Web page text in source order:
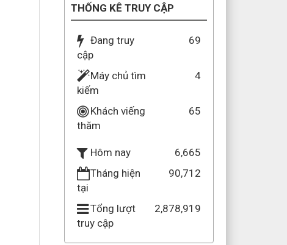
THỐNG KÊ TRUY CẬP
Đang truy
cập
69
Máy chủ tìm
kiếm
4
Khách viếng
thăm
65
Hôm nay
6,665
Tháng hiện
tại
90,712
Tổng lượt
truy cập
2,878,919